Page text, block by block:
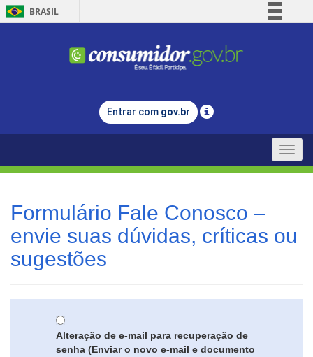
BRASIL
Comunica BR
Legislação
Entrar com gov.br
Toggle
Formulário Fale Conosco –
envie suas dúvidas, críticas ou
sugestões
Alteração de e-mail para recuperação de
senha (Enviar o novo e-mail e documento